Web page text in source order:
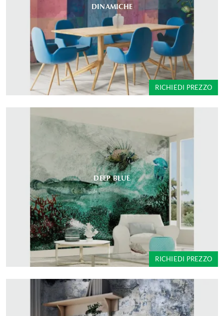
DINAMICHE
RICHIEDI PREZZO
DEEP BLUE
RICHIEDI PREZZO